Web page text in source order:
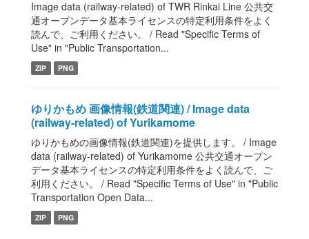
Image data (railway-related) of TWR Rinkai Line 公共交
通オープンデータ基本ライセンスの特定利用条件をよく
読んで、ご利用ください。 / Read "Specific Terms of
Use" in "Public Transportation...
ZIP PNG
ゆりかもめ 画像情報(鉄道関連) / Image data
(railway-related) of Yurikamome
ゆりかもめの画像情報(鉄道関連)を提供します。 / Image
data (railway-related) of Yurikamome 公共交通オープン
データ基本ライセンスの特定利用条件をよく読んで、ご
利用ください。 / Read "Specific Terms of Use" in "Public
Transportation Open Data...
ZIP PNG